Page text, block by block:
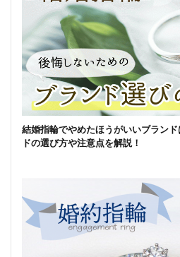
結婚指輪でやめたほうがいいブラン
ドの選び方や注意点を解説！